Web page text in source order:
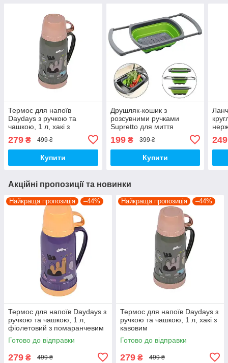
Термос для напоїв
Daydays з ручкою та
чашкою, 1 л, хакі з
279 ₴ 499 ₴
Купити
Друшляк-кошик з
розсувними ручками
Supretto для миття
фруктів та овочів (7940)
199₴ 399 ₴
Купити
249
Акційні пропозиції та новинки
Найкраща пропозиція –44%
Термос для напоїв Daydays з
ручкою та чашкою, 1 л,
фіолетовий з помаранчевим
Готово до відправки
279 ₴ 499 ₴
Найкраща пропозиція –44%
Термос для напоїв Daydays з
ручкою та чашкою, 1 л, хакі з
кавовим
Готово до відправки
279 ₴ 499 ₴